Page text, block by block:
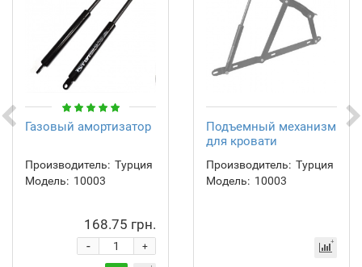
Газовый амортизатор
Производитель: Турция
Модель: 10003
168.75 грн.
+
-
Подъемный механизм
для кровати
Производитель: Турция
Модель: 10003